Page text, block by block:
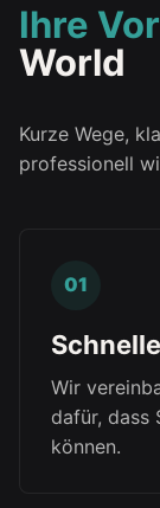
Ihre
World
Kurze Wege,
professionell
Wir
dafür, dass
können.